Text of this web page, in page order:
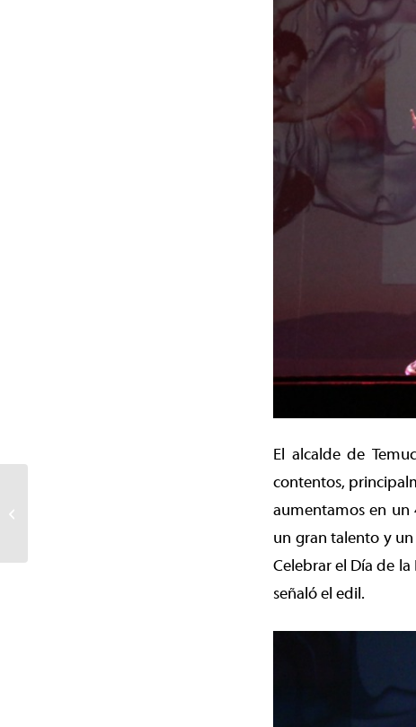
El alcalde de
contentos,
aumentamos en un
un gran talento y
Celebrar el Día de
señaló el edil.